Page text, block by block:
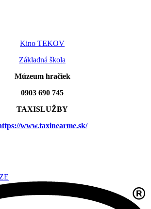
Kino TEKOV
Základná škola
Múzeum hračiek
0903 690 745
TAXISLUŽBY
www.taxinearme.sk/